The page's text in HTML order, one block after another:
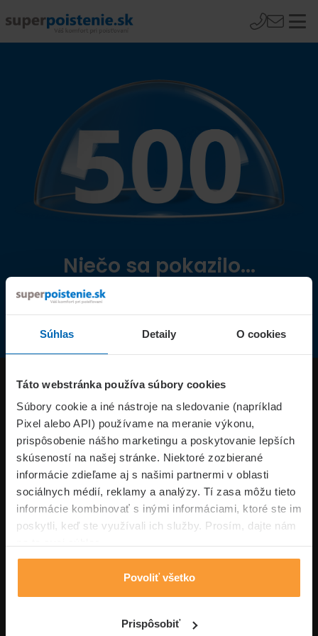
Súhlas Detaily O cookies
Táto webstránka používa súbory cookies
Súbory cookie a iné nástroje na sledovanie (napríklad
Pixel alebo API) používame na meranie výkonu,
prispôsobenie nášho marketingu a poskytovanie lepších
skúseností na našej stránke. Niektoré zozbierané
informácie zdieľame aj s našimi partnermi v oblasti
sociálnych médií, reklamy a analýzy. Tí zasa môžu tieto
informácie kombinovať s inými informáciami, ktoré ste im
poskytli, keď ste využívali ich služby. Prosím, dajte nám
Povoliť všetko
Prispôsobiť
Niečo sa pokazilo...
Přejít na úvodní stránku
Produkty
Superpoistenie.sk
Informácie
Typy poistení
Volajte pon-pia: 09:00–17:00 hod
0850 100 101
Napíšte nám